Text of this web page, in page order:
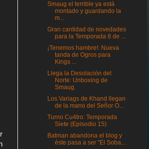
Smaug el terrible ya está
montado y guardando la
m...
Gran cantidad de novedades
para la Temporada 8 de ...
¡Tenemos hambre!: Nueva
tanda de Ogros para
Kings ...
Llega la Desolación del
Norte: Unboxing de
Smaug.
Los Variags de Khand llegan
de la mano del Señor O...
Turno Cu4tro: Temporada
Siete (Episodio 15)
Batman abandona el blog y
éste pasa a ser "El Soba...